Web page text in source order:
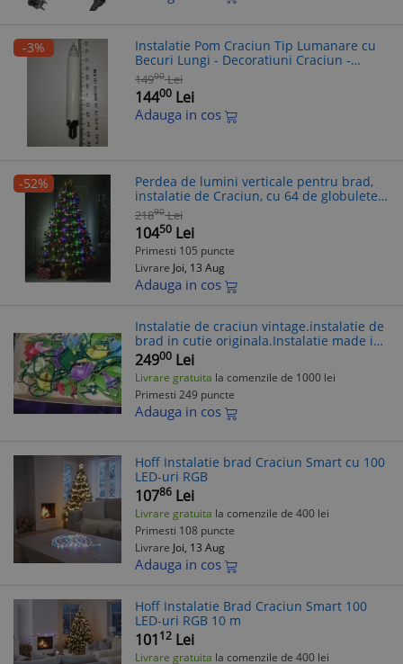
-3%
Instalatie Pom Craciun Tip Lumanare cu
Becuri Lungi - Decoratiuni Craciun -
Instalatie Brad, Lumanari Pom
14900 Lei
14400 Lei
Adauga in cos
-52%
Perdea de lumini verticale pentru brad,
instalatie de Craciun, cu 64 de globulete,
telecomanda, 16 culori si programe,
multicolor
21890 Lei
10450 Lei
Primesti 105 puncte
Livrare Joi, 13 Aug
Adauga in cos
Instalatie de craciun vintage.instalatie de
brad in cutie originala.Instalatie made in
china FESTIVALcu Flori.netestata
24900 Lei
Livrare gratuita la comenzile de 1000 lei
Primesti 249 puncte
Adauga in cos
Hoff Instalatie brad Craciun Smart cu 100
LED-uri RGB
10786 Lei
Livrare gratuita la comenzile de 400 lei
Primesti 108 puncte
Livrare Joi, 13 Aug
Adauga in cos
Hoff Instalatie Brad Craciun Smart 100
LED-uri RGB 10 m
10112 Lei
Livrare gratuita la comenzile de 400 lei